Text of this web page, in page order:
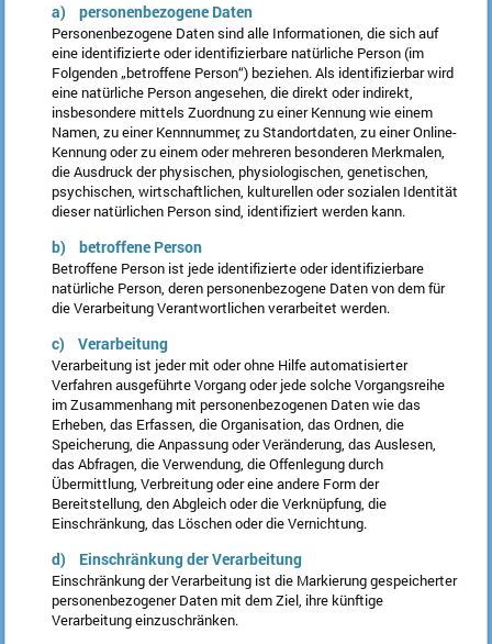
a) personenbezogene Daten
Personenbezogene Daten sind alle Informationen, die sich auf
eine identifizierte oder identifizierbare natürliche Person (im
Folgenden „betroffene Person“) beziehen. Als identifizierbar wird
eine natürliche Person angesehen, die direkt oder indirekt,
insbesondere mittels Zuordnung zu einer Kennung wie einem
Namen, zu einer Kennnummer, zu Standortdaten, zu einer Online-
Kennung oder zu einem oder mehreren besonderen Merkmalen,
die Ausdruck der physischen, physiologischen, genetischen,
psychischen, wirtschaftlichen, kulturellen oder sozialen Identität
dieser natürlichen Person sind, identifiziert werden kann.
b) betroffene Person
Betroffene Person ist jede identifizierte oder identifizierbare
natürliche Person, deren personenbezogene Daten von dem für
die Verarbeitung Verantwortlichen verarbeitet werden.
c) Verarbeitung
Verarbeitung ist jeder mit oder ohne Hilfe automatisierter
Verfahren ausgeführte Vorgang oder jede solche Vorgangsreihe
im Zusammenhang mit personenbezogenen Daten wie das
Erheben, das Erfassen, die Organisation, das Ordnen, die
Speicherung, die Anpassung oder Veränderung, das Auslesen,
das Abfragen, die Verwendung, die Offenlegung durch
Übermittlung, Verbreitung oder eine andere Form der
Bereitstellung, den Abgleich oder die Verknüpfung, die
Einschränkung, das Löschen oder die Vernichtung.
d) Einschränkung der Verarbeitung
Einschränkung der Verarbeitung ist die Markierung gespeicherter
personenbezogener Daten mit dem Ziel, ihre künftige
Verarbeitung einzuschränken.